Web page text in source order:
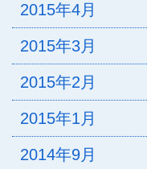
2015年4月
2015年3月
2015年2月
2015年1月
2014年9月